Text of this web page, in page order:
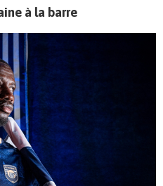
à la barre